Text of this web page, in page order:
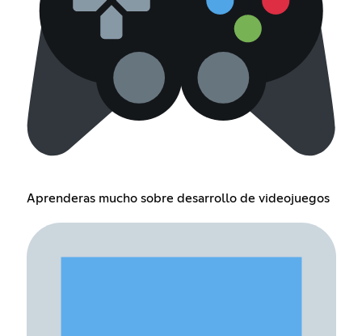
Aprenderas mucho sobre desarrollo de videojuegos